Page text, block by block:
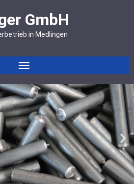
GmbH
in Medlingen